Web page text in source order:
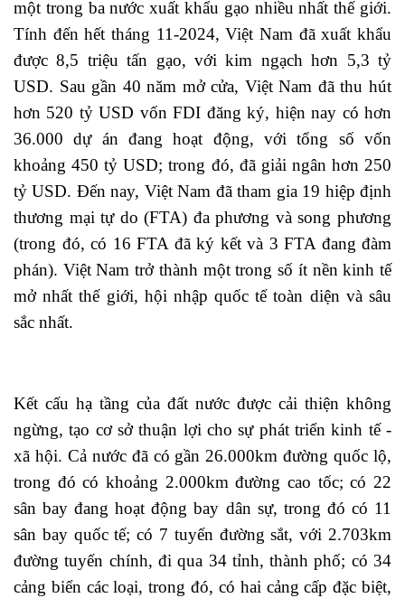
một trong ba nước xuất khẩu gạo nhiều nhất thế giới.
Tính đến hết tháng 11-2024, Việt Nam đã xuất khẩu
được 8,5 triệu tấn gạo, với kim ngạch hơn 5,3 tỷ
USD. Sau gần 40 năm mở cửa, Việt Nam đã thu hút
hơn 520 tỷ USD vốn FDI đăng ký, hiện nay có hơn
36.000 dự án đang hoạt động, với tổng số vốn
khoảng 450 tỷ USD; trong đó, đã giải ngân hơn 250
tỷ USD. Đến nay, Việt Nam đã tham gia 19 hiệp định
thương mại tự do (FTA) đa phương và song phương
(trong đó, có 16 FTA đã ký kết và 3 FTA đang đàm
phán). Việt Nam trở thành một trong số ít nền kinh tế
mở nhất thế giới, hội nhập quốc tế toàn diện và sâu
sắc nhất.
Kết cấu hạ tầng của đất nước được cải thiện không
ngừng, tạo cơ sở thuận lợi cho sự phát triển kinh tế -
xã hội. Cả nước đã có gần 26.000km đường quốc lộ,
trong đó có khoảng 2.000km đường cao tốc; có 22
sân bay đang hoạt động bay dân sự, trong đó có 11
sân bay quốc tế; có 7 tuyến đường sắt, với 2.703km
đường tuyến chính, đi qua 34 tỉnh, thành phố; có 34
cảng biển các loại, trong đó, có hai cảng cấp đặc biệt,